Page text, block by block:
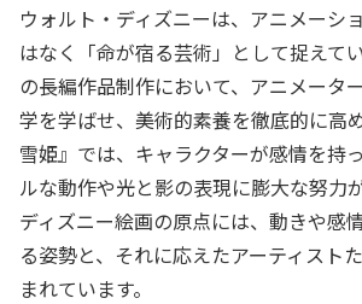
ウォルト・ディズニーは、アニメーシ
はなく「命が宿る芸術」として捉えて
の長編作品制作において、アニメータ
学を学ばせ、美術的素養を徹底的に高
雪姫』では、キャラクターが感情を持
ルな動作や光と影の表現に膨大な努力
ディズニー絵画の原点には、動きや感
る姿勢と、それに応えたアーティスト
まれています。